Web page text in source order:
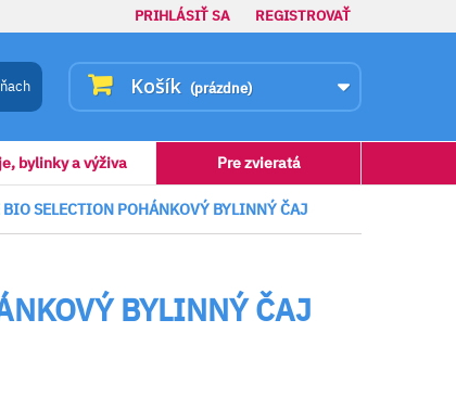
PRIHLÁSIŤ SA REGISTROVAŤ
Košík (prázdne)
bylinky a výživa Pre zvieratá
BIO SELECTION POHÁNKOVÝ BYLINNÝ ČAJ
BYLINNÝ ČAJ